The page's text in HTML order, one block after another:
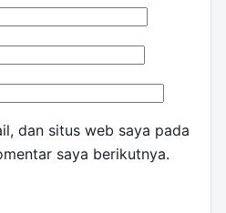
dan situs web saya pada
saya berikutnya.